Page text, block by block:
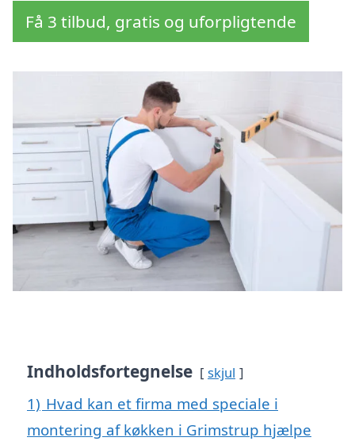
Få 3 tilbud, gratis og uforpligtende
Indholdsfortegnelse skjul
1) Hvad kan et firma med speciale i
montering af køkken i Grimstrup hjælpe